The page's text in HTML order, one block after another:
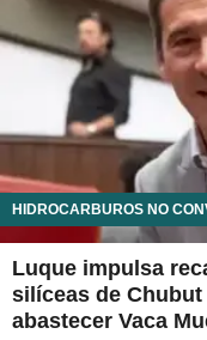
HIDROCARBUROS NO
Luque impulsa
silíceas de
abastecer Vaca